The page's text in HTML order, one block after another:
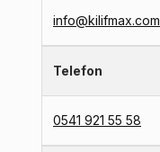
info@kilifmax.com
Telefon
0541 921 55 58